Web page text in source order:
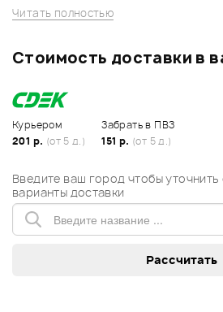
Читать полностью
Стоимость доставки в
Курьером
201 р. (от 5 д.)
Забрать в ПВЗ
151 р. (от 5 д.)
Введите ваш город чтобы уточнить
варианты доставки